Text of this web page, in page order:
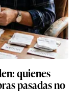
quienes
pasadas no